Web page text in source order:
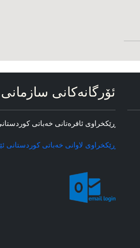
ئۆرگانه‌کانی
ڕێکخراوی ئافره‌تانی خه‌باتی
ڕێکخراوی لاوانی خه‌باتی کوردستانی